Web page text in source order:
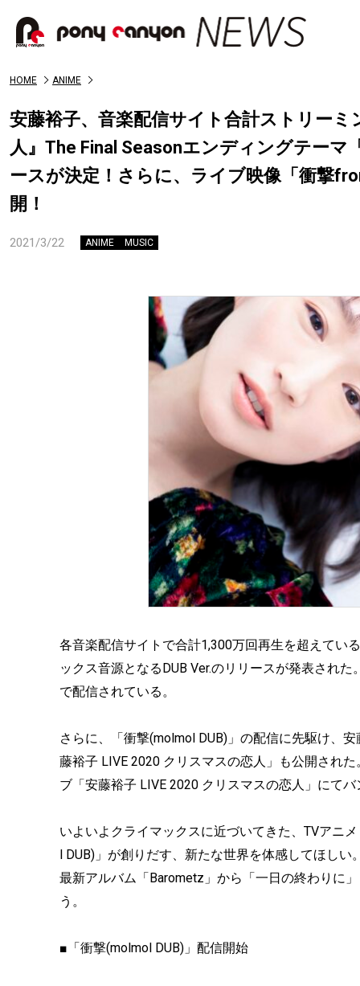
HOME ANIME
安藤裕子、音楽配信サイト合計ストリー
人』The Final Seasonエンディングテーマ
ースが決定！さらに、ライブ映像「衝撃
開！
2021/3/22 ANIME MUSIC
各音楽配信サイトで合計1,300万回再生を超えてい
ックス音源となるDUB Ver.のリリースが発表され
で配信されている。
さらに、「衝撃(molmol DUB)」の配信に先駆け、
藤裕子 LIVE 2020 クリスマスの恋人」も公開され
ブ「安藤裕子 LIVE 2020 クリスマスの恋人」にて
いよいよクライマックスに近づいてきた、TVアニ
l DUB)」が創りだす、新たな世界を体感してほしい。
最新アルバム「Barometz」から「一日の終わりに
う。
■「衝撃(molmol DUB)」配信開始